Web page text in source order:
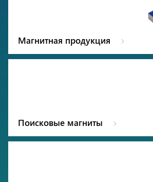
Магнитная продукция
Поисковые магниты